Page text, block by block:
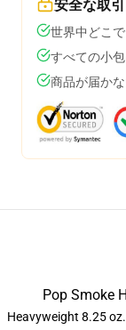
安全な取引
世界中どこ
すべての小
商品が届か
Pop Smoke
Heavyweight 8.25